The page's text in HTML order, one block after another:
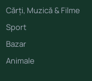
Cărți, Muzică & Filme
Sport
Bazar
Animale